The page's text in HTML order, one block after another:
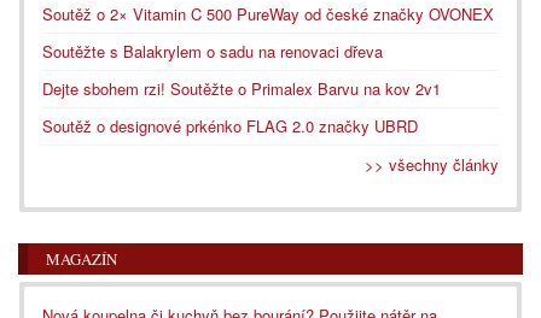
Soutěž o 2× Vitamin C 500 PureWay od české značky OVONEX
Soutěžte s Balakrylem o sadu na renovaci dřeva
Dejte sbohem rzi! Soutěžte o Primalex Barvu na kov 2v1
Soutěž o designové prkénko FLAG 2.0 značky UBRD
>> všechny články
MAGAZÍN